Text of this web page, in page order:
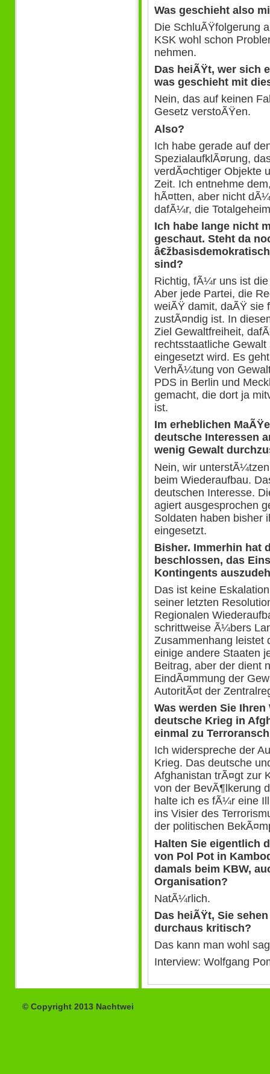
Was geschieht also
Die SchluÃŸfolgerung
KSK wohl schon
nehmen.
Das heiÃŸt, wer sich
was geschieht mit
Nein, das auf keinen
Gesetz verstoÃŸen.
Also?
Ich habe gerade auf
SpezialaufklÃ¤rung,
verdÃ¤chtiger Objekte
Zeit. Ich entnehme
hÃ¤tten, aber nicht
dafÃ¼r, die
Ich habe lange nicht
geschaut. Steht da
sind?
Richtig, fÃ¼r uns ist
Aber jede Partei, die
weiÃŸ damit, daÃŸ sie
zustÃ¤ndig ist. In
Ziel Gewaltfreiheit,
rechtsstaatliche
eingesetzt wird. Es
VerhÃ¼tung von
PDS in Berlin und
gemacht, die dort ja
ist.
Im erheblichen
deutsche Interessen
wenig Gewalt
Nein, wir
beim Wiederaufbau.
deutschen Interesse.
agiert ausgesprochen
Soldaten haben bisher
eingesetzt.
Bisher. Immerhin hat
beschlossen, das
Kontingents
Das ist keine
seiner letzten
Regionalen
schrittweise Ã¼bers
Zusammenhang leistet
einige andere Staaten
Beitrag, aber der dient
EindÃ¤mmung der
AutoritÃ¤t der
Was werden Sie
deutsche Krieg in
einmal zu
Ich widerspreche der
Krieg. Das deutsche
Afghanistan trÃ¤gt zur
von der BevÃ¶lkerung
halte ich es fÃ¼r eine
ins Visier des
der politischen
Halten Sie eigentlich
von Pol Pot in
damals beim KBW,
Organisation?
NatÃ¼rlich.
Das heiÃŸt, Sie
durchaus kritisch?
Das kann man wohl
Interview: Wolfgang
© Copyright 2013 Nachtwei